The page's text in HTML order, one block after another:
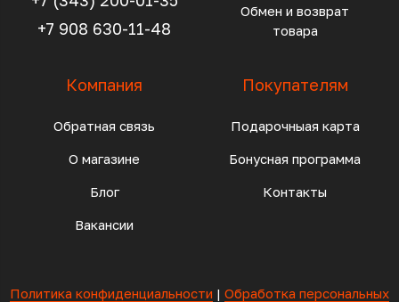
+7 908 630-11-48
Обмен и возврат
товара
Компания
Обратная связь
О магазине
Блог
Вакансии
Покупателям
Подарочныая карта
Бонусная программа
Контакты
Политика конфиденциальности | Обработка персональных